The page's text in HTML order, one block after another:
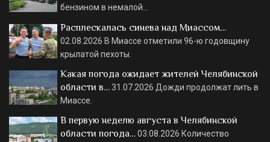
бензином в немалой…
Расплескалась синева над Миассом…
02.08.2026 В Миассе отметили 96-ю годовщину
крылатой пехоты.
Какая погода ожидает жителей Челябинской
области в…31.07.2026 Дожди продолжат лить в
Миассе.
В первую неделю августа в Челябинской
области погода…03.08.2026 Количество